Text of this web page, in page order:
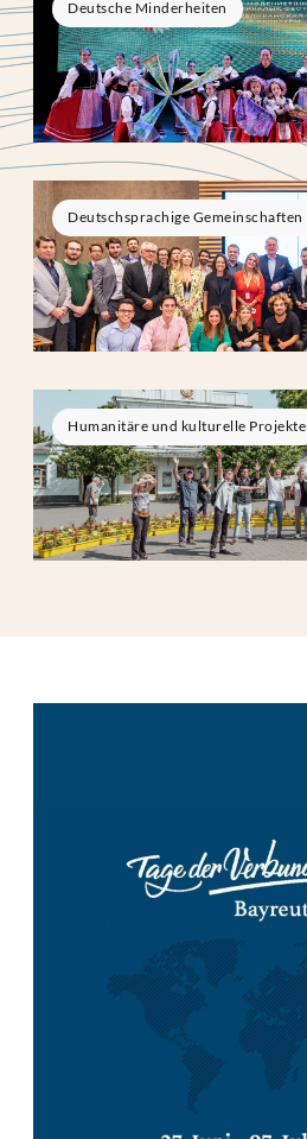
Deutsche Minderheiten
Deutschsprachige Gemeinschaften
Humanitäre und kulturelle Projekte